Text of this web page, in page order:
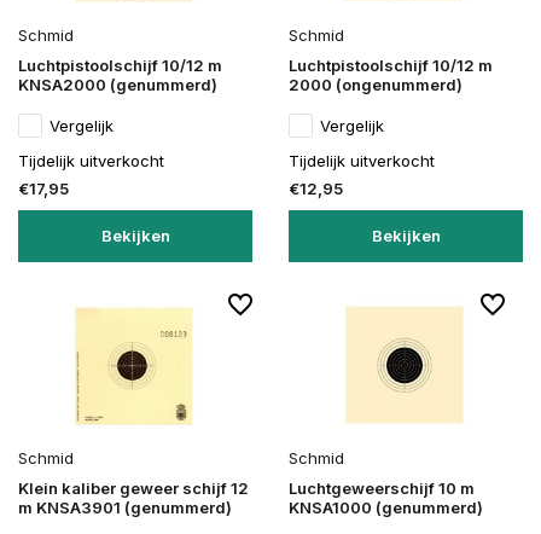
Schmid
Luchtpistoolschijf 10/12 m
KNSA2000 (genummerd)
Vergelijk
Tijdelijk uitverkocht
€17,95
Bekijken
Schmid
Luchtpistoolschijf 10/12 m
2000 (ongenummerd)
Vergelijk
Tijdelijk uitverkocht
€12,95
Bekijken
Schmid
Klein kaliber geweer schijf 12
m KNSA3901 (genummerd)
Schmid
Luchtgeweerschijf 10 m
KNSA1000 (genummerd)